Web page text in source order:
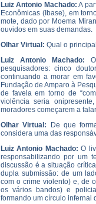
Luiz Antonio Machado: A
Econômicas (Ibase), em
mote, dado por Moema
ouvidos em suas demandas.
Olhar Virtual: Qual o
Luiz Antonio Machado:
pesquisadores: cinco
continuando a morar em
Fundação de Amparo à
de favela em torno de
violência seria
moradores começarem a
Olhar Virtual: De que
considera uma das
Luiz Antonio Machado: O
responsabilizando por um
discussão é a situação
dupla submissão: de um
com o crime violento) e, de
os vários bandos) e
formando um círculo infernal